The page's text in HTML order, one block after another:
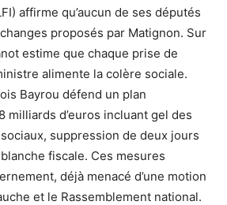
affirme qu’aucun de ses députés
proposés par Matignon. Sur
estime que chaque prise de
alimente la colère sociale.
Bayrou défend un plan
milliards d’euros incluant gel des
suppression de deux jours
fiscale. Ces mesures
déjà menacé d’une motion
et le Rassemblement national.